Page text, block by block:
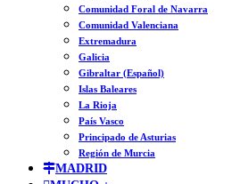
Comunidad Foral de Navarra
Comunidad Valenciana
Extremadura
Galicia
Gibraltar (Español)
Islas Baleares
La Rioja
País Vasco
Principado de Asturias
Región de Murcia
MADRID